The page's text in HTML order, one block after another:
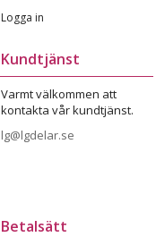
Logga in
Kundtjänst
Varmt välkommen att
kontakta vår kundtjänst.
lg@lgdelar.se
Betalsätt